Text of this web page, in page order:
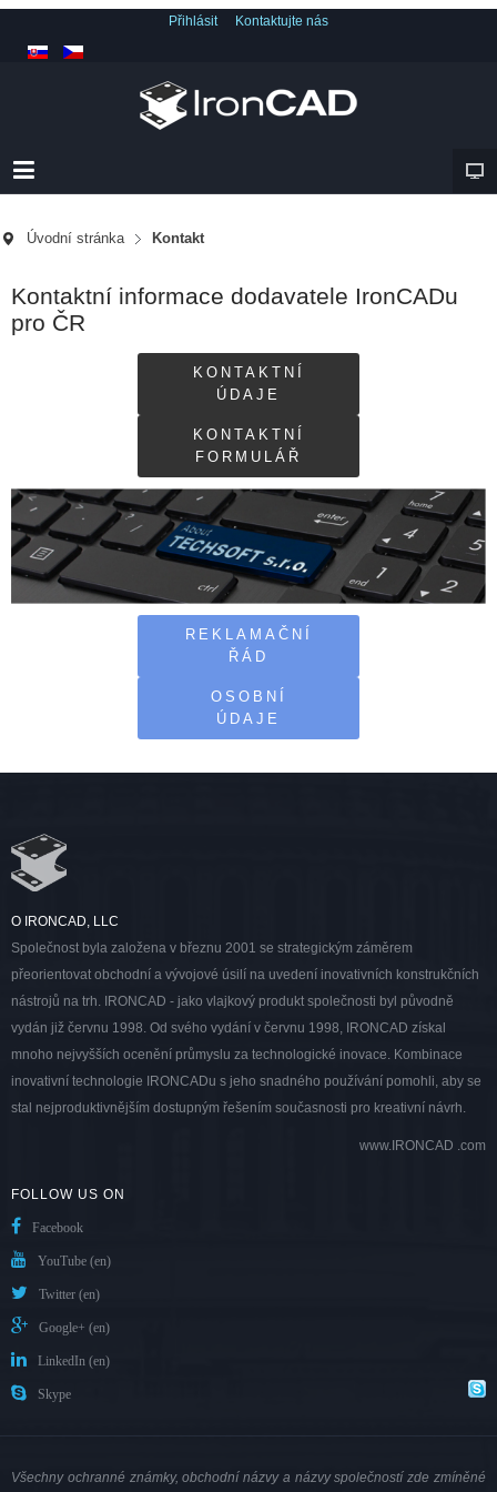
Přihlásit Kontaktujte nás
Úvodní stránka Kontakt
Kontaktní informace dodavatele IronCADu
pro ČR
KONTAKTNÍ
ÚDAJE
KONTAKTNÍ
FORMULÁŘ
REKLAMAČNÍ
ŘÁD
OSOBNÍ
ÚDAJE
O IRONCAD, LLC
Společnost byla založena v březnu 2001 se strategickým záměrem
přeorientovat obchodní a vývojové úsilí na uvedení inovativních konstrukčních
nástrojů na trh. IRONCAD - jako vlajkový produkt společnosti byl původně
vydán již červnu 1998. Od svého vydání v červnu 1998, IRONCAD získal
mnoho nejvyšších ocenění průmyslu za technologické inovace. Kombinace
inovativní technologie IRONCADu s jeho snadného používání pomohli, aby se
stal nejproduktivnějším dostupným řešením současnosti pro kreativní návrh.
www.IRONCAD .com
FOLLOW US ON
Facebook
YouTube (en)
Twitter (en)
Google+ (en)
LinkedIn (en)
Skype
Všechny ochranné známky, obchodní názvy a názvy společností zde zmíněné